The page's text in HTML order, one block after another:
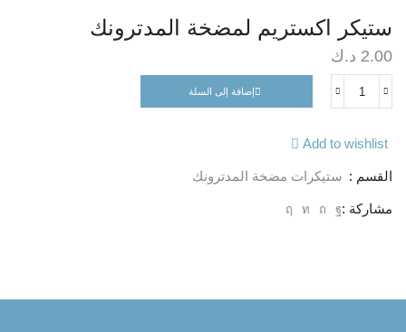
ستيكر اكستريم لمضخة المدترونك
2.00 د.ك
إضافة إلى السلة
Add to wishlist
القسم : ستيكرات مضخة المدترونك
مشاركة :